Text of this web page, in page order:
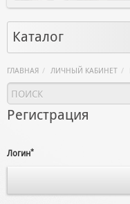
Каталог
ГЛАВНАЯ ЛИЧНЫЙ КАБИНЕТ
Регистрация
Логин*